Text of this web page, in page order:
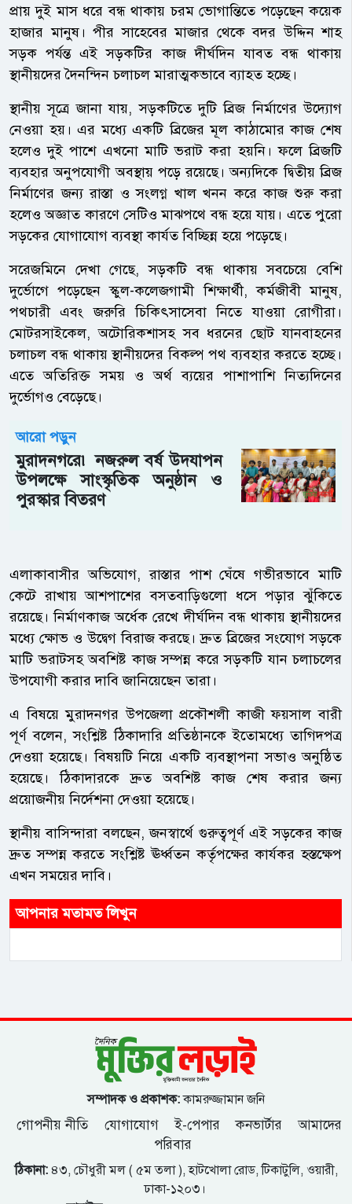
প্রায় দুই মাস ধরে বন্ধ থাকায় চরম ভোগান্তিতে পড়েছেন কয়েক
হাজার মানুষ। পীর সাহেবের মাজার থেকে বদর উদ্দিন শাহ
সড়ক পর্যন্ত এই সড়কটির কাজ দীর্ঘদিন যাবত বন্ধ থাকায়
স্থানীয়দের দৈনন্দিন চলাচল মারাত্মকভাবে ব্যাহত হচ্ছে।
স্থানীয় সূত্রে জানা যায়, সড়কটিতে দুটি ব্রিজ নির্মাণের উদ্যোগ
নেওয়া হয়। এর মধ্যে একটি ব্রিজের মূল কাঠামোর কাজ শেষ
হলেও দুই পাশে এখনো মাটি ভরাট করা হয়নি। ফলে ব্রিজটি
ব্যবহার অনুপযোগী অবস্থায় পড়ে রয়েছে। অন্যদিকে দ্বিতীয় ব্রিজ
নির্মাণের জন্য রাস্তা ও সংলগ্ন খাল খনন করে কাজ শুরু করা
হলেও অজ্ঞাত কারণে সেটিও মাঝপথে বন্ধ হয়ে যায়। এতে পুরো
সড়কের যোগাযোগ ব্যবস্থা কার্যত বিচ্ছিন্ন হয়ে পড়েছে।
সরেজমিনে দেখা গেছে, সড়কটি বন্ধ থাকায় সবচেয়ে বেশি
দুর্ভোগে পড়েছেন স্কুল-কলেজগামী শিক্ষার্থী, কর্মজীবী মানুষ,
পথচারী এবং জরুরি চিকিৎসাসেবা নিতে যাওয়া রোগীরা।
মোটরসাইকেল, অটোরিকশাসহ সব ধরনের ছোট যানবাহনের
চলাচল বন্ধ থাকায় স্থানীয়দের বিকল্প পথ ব্যবহার করতে হচ্ছে।
এতে অতিরিক্ত সময় ও অর্থ ব্যয়ের পাশাপাশি নিত্যদিনের
দুর্ভোগও বেড়েছে।
আরো পড়ুন
মুরাদনগরে৷ নজরুল বর্ষ উদযাপন
উপলক্ষে সাংস্কৃতিক অনুষ্ঠান ও
পুরস্কার বিতরণ
এলাকাবাসীর অভিযোগ, রাস্তার পাশ ঘেঁষে গভীরভাবে মাটি
কেটে রাখায় আশপাশের বসতবাড়িগুলো ধসে পড়ার ঝুঁকিতে
রয়েছে। নির্মাণকাজ অর্ধেক রেখে দীর্ঘদিন বন্ধ থাকায় স্থানীয়দের
মধ্যে ক্ষোভ ও উদ্বেগ বিরাজ করছে। দ্রুত ব্রিজের সংযোগ সড়কে
মাটি ভরাটসহ অবশিষ্ট কাজ সম্পন্ন করে সড়কটি যান চলাচলের
উপযোগী করার দাবি জানিয়েছেন তারা।
এ বিষয়ে মুরাদনগর উপজেলা প্রকৌশলী কাজী ফয়সাল বারী
পূর্ণ বলেন, সংশ্লিষ্ট ঠিকাদারি প্রতিষ্ঠানকে ইতোমধ্যে তাগিদপত্র
দেওয়া হয়েছে। বিষয়টি নিয়ে একটি ব্যবস্থাপনা সভাও অনুষ্ঠিত
হয়েছে। ঠিকাদারকে দ্রুত অবশিষ্ট কাজ শেষ করার জন্য
প্রয়োজনীয় নির্দেশনা দেওয়া হয়েছে।
স্থানীয় বাসিন্দারা বলছেন, জনস্বার্থে গুরুত্বপূর্ণ এই সড়কের কাজ
দ্রুত সম্পন্ন করতে সংশ্লিষ্ট ঊর্ধ্বতন কর্তৃপক্ষের কার্যকর হস্তক্ষেপ
এখন সময়ের দাবি।
আপনার মতামত লিখুন
সম্পাদক ও প্রকাশক:কামরুজ্জামান জনি
গোপনীয় নীতি যোগাযোগ ই-পেপার কনভার্টার
আমাদের
পরিবার
ঠিকানা:৪৩, চৌধুরী মল ( ৫ম তলা ), হাটখোলা রোড, টিকাটুলি, ওয়ারী,
ঢাকা-১২০৩।